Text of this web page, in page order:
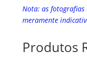
Nota: as
meramente
Produtos